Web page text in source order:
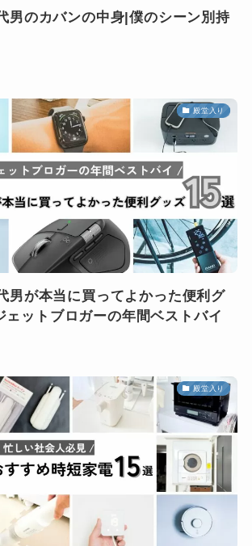
男のカバンの中身|僕のシーン別持
殿堂入り
男が本当に買ってよかった便利グ
ェットブロガーの年間ベストバイ
殿堂入り